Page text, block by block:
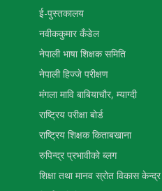
ई-पुस्तकालय
नवीककुमार कँडेल
नेपाली भाषा शिक्षक समिति
नेपाली हिज्जे परीक्षण
मंगला मावि बाबियाचौर, म्याग्दी
राष्ट्रिय परीक्षा बोर्ड
राष्ट्रिय शिक्षक किताबखाना
रुपिन्द्र प्रभावीको ब्लग
शिक्षा तथा मानव स्रोत विकास केन्द्र